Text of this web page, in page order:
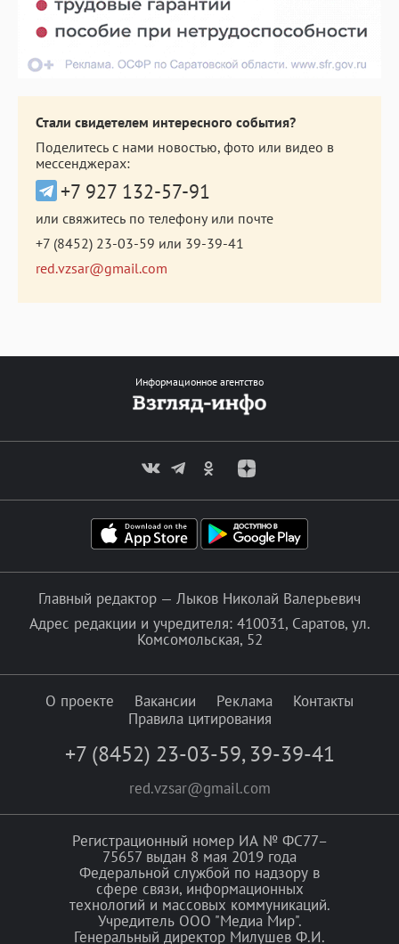
Стали свидетелем интересного события?
Поделитесь с нами новостью, фото или видео в
мессенджерах:
+7 927 132-57-91
или свяжитесь по телефону или почте
+7 (8452) 23-03-59 или 39-39-41
red.vzsar@gmail.com
Информационное агентство
Главный редактор — Лыков Николай Валерьевич
Адрес редакции и учредителя: 410031, Саратов, ул.
Комсомольская, 52
О проекте Вакансии Реклама
Контакты
Правила цитирования
+7 (8452) 23-03-59, 39-39-41
red.vzsar@gmail.com
Регистрационный номер ИА № ФС77–
75657 выдан 8 мая 2019 года
Федеральной службой по надзору в
сфере связи, информационных
технологий и массовых коммуникаций.
Учредитель ООО "Медиа Мир".
Генеральный директор Милушев Ф.И.